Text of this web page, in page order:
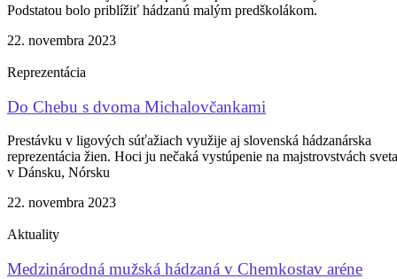
Podstatou bolo priblížiť hádzanú malým predškolákom.
22. novembra 2023
Reprezentácia
Do Chebu s dvoma Michalovčankami
Prestávku v ligových súťažiach využije aj slovenská hádzanárska
reprezentácia žien. Hoci ju nečaká vystúpenie na majstrovstvách sveta
v Dánsku, Nórsku
22. novembra 2023
Aktuality
Medzinárodná mužská hádzaná v Chemkostav aréne